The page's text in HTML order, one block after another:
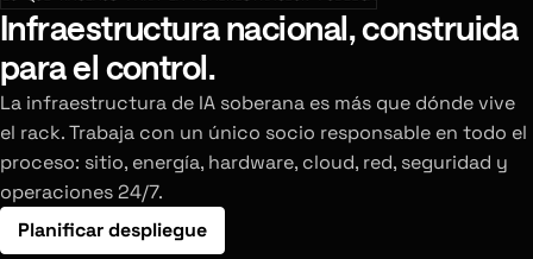
Infraestructura nacional, construida
para el control.
La infraestructura de IA soberana es más que dónde vive
el rack. Trabaja con un único socio responsable en todo el
proceso: sitio, energía, hardware, cloud, red, seguridad y
operaciones 24/7.
Planificar despliegue